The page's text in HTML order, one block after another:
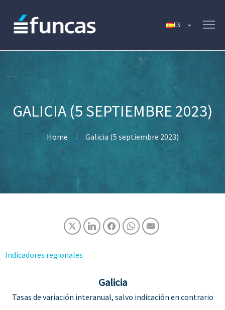
GALICIA (5 SEPTIEMBRE 2023)
Home Galicia (5 septiembre 2023)
Indicadores regionales
Galicia
Tasas de variación interanual, salvo indicación en contrario